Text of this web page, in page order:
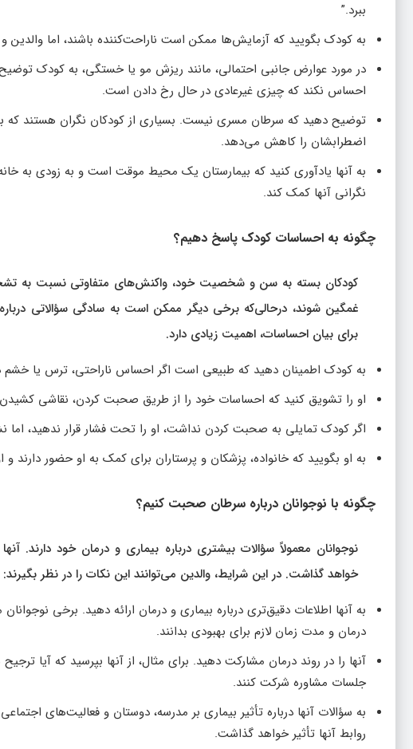
ببرد.”
به کودک بگویید که آزمایش‌ها ممکن است ناراحت‌کننده باشند، اما والدین
در مورد عوارض جانبی احتمالی، مانند ریزش مو یا خستگی، به کودک
احساس نکند که چیزی غیرعادی در حال رخ دادن است.
توضیح دهید که سرطان مسری نیست. بسیاری از کودکان نگران هستند که
اضطرابشان را کاهش می‌دهد.
به آنها یادآوری کنید که بیمارستان یک محیط موقت است و به زودی به
نگرانی آنها کمک کند.
چگونه به احساسات کودک پاسخ دهیم؟
کودکان بسته به سن و شخصیت خود، واکنش‌های متفاوتی نسبت به
غمگین شوند، درحالی‌که برخی دیگر ممکن است به سادگی سؤالاتی
برای بیان احساسات، اهمیت زیادی دارد.
به کودک اطمینان دهید که طبیعی است اگر احساس ناراحتی، ترس یا خشم
او را تشویق کنید که احساسات خود را از طریق صحبت کردن، نقاشی
اگر کودک تمایلی به صحبت کردن نداشت، او را تحت فشار قرار ندهید،
به او بگویید که خانواده، پزشکان و پرستاران برای کمک به او حضور دارند و
چگونه با نوجوانان درباره سرطان صحبت کنیم؟
نوجوانان معمولاً سؤالات بیشتری درباره بیماری و درمان خود دارند.
خواهد گذاشت. در این شرایط، والدین می‌توانند این نکات را در نظر بگیرند:
به آنها اطلاعات دقیق‌تری درباره بیماری و درمان ارائه دهید. برخی
درمان و مدت زمان لازم برای بهبودی بدانند.
آنها را در روند درمان مشارکت دهید. برای مثال، از آنها بپرسید که آیا
جلسات مشاوره شرکت کنند.
به سؤالات آنها درباره تأثیر بیماری بر مدرسه، دوستان و فعالیت‌های
روابط آنها تأثیر خواهد گذاشت.